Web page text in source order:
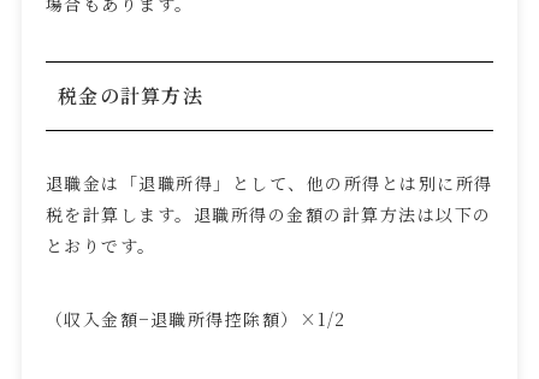
税金の計算方法
退職金は「退職所得」として、他の所得とは別に所得
税を計算します。退職所得の金額の計算方法は以下の
とおりです。
（収入金額−退職所得控除額）× 1/2